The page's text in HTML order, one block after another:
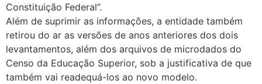
Constituição Federal”.
Além de suprimir as informações, a entidade também
retirou do ar as versões de anos anteriores dos dois
levantamentos, além dos arquivos de microdados do
Censo da Educação Superior, sob a justificativa de que
também vai readequá-los ao novo modelo.